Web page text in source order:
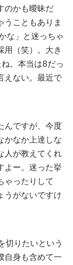
のかも曖昧だ
うこともありま
な」と迷っちゃ
用（笑）。大き
。本当は8だっ
えない。最近で
んですが、今度
かなか上達しな
人が教えてくれ
よー。迷った挙
ゃったりして
うがないですけ
切りたいという
自身も含めて一